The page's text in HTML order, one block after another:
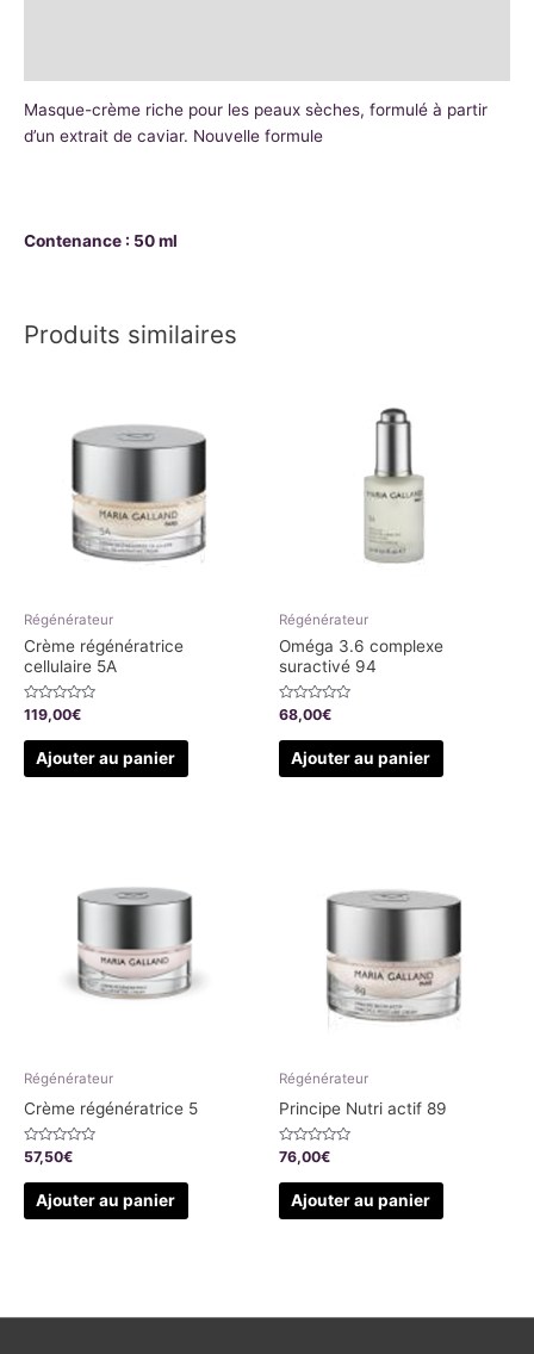
Masque-crème riche pour les peaux sèches, formulé à partir
d’un extrait de caviar. Nouvelle formule
Contenance : 50 ml
Produits similaires
Régénérateur
Crème régénératrice
cellulaire 5A
Note
sur
119,00€
Ajouter au panier
Régénérateur
Oméga 3.6 complexe
suractivé 94
Note
sur
68,00€
Ajouter au panier
Régénérateur
Crème régénératrice 5
Note
0
sur
57,50€
Ajouter au panier
Régénérateur
Principe Nutri actif 89
Note
0
sur
76,00€
Ajouter au panier